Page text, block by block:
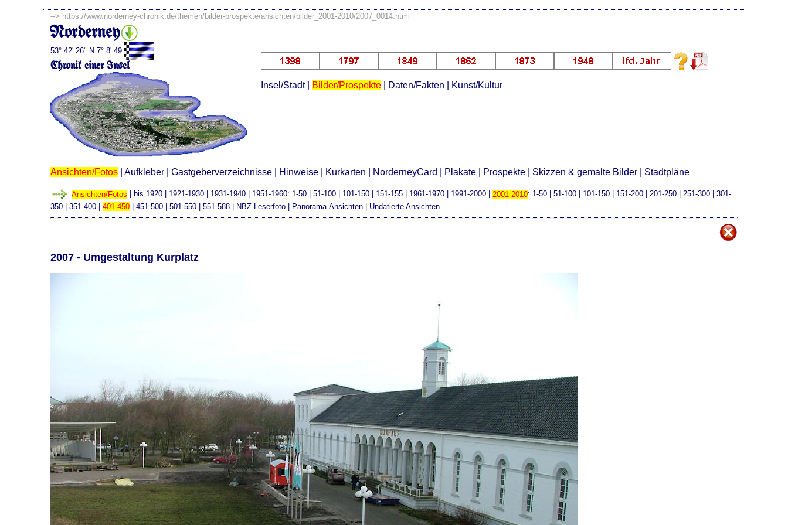
--> https://www.norderney-chronik.de/themen/bilder-prospekte/ansichten/bilder_2001-2010/2007_0014.html
Norderney
53° 42' 26" N 7° 8' 49
Chronik einer Insel
Insel/Stadt| Bilder/Prospekte| Daten/Fakten Kunst/Kultur
Ansichten/Fotos |Aufkleber |Gastgeberverzeichnisse Hinweise Kurkarten NorderneyCard Plakate Prospekte Skizzen & gemalte Bilder Stadtpläne
Ansichten/Fotos bis 1920 1921-1930 1931-1940 1951-1960: 1-50 |51-100 101-150 151-155 1961-1970 1991-2000 2001-2010: 1-50 |51-100 101-150 151-200 |201-250 |251-300 |301-
350 |351-400 |401-450 |451-500 |501-550 |551-588 NBZ-Leserfoto Panorama-Ansichten Undatierte Ansichten
2007 - Umgestaltung Kurplatz